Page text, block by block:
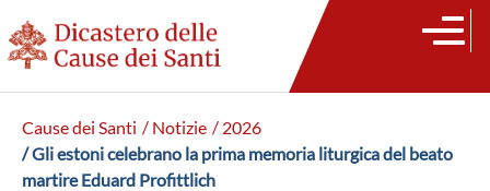
Cause dei Santi / Notizie / 2026
/ Gli estoni celebrano la prima memoria liturgica del beato
martire Eduard Profittlich